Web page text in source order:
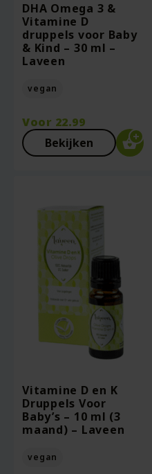
DHA Omega 3 &
Vitamine D
druppels voor Baby
& Kind – 30 ml –
Laveen
vegan
Voor 22.99
Bekijken
Vitamine D en K
Druppels Voor
Baby’s – 10 ml (3
maand) – Laveen
vegan